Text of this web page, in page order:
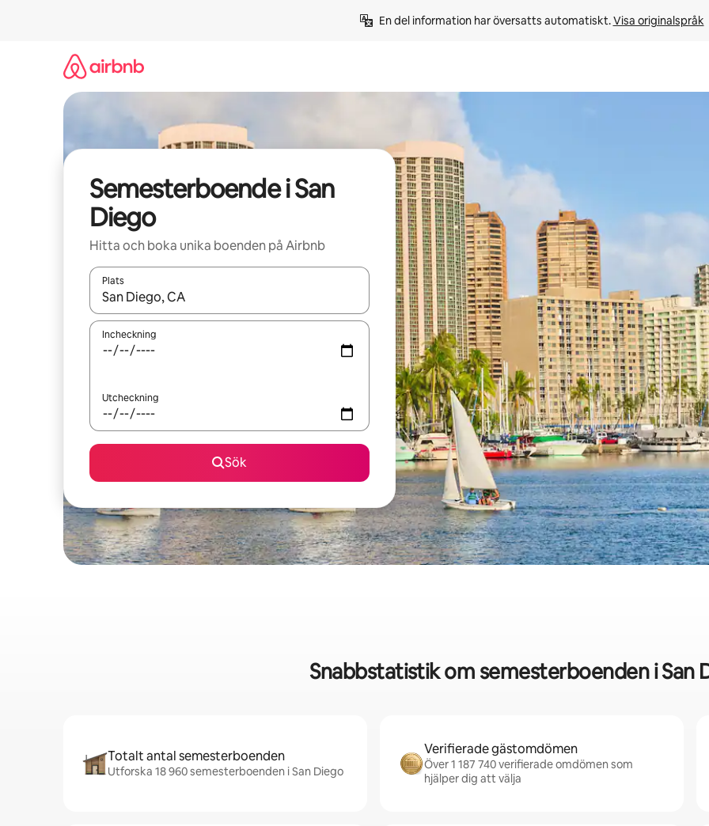
En del information har översatts automatiskt. Visa originalspråk
Semesterboende i San
Diego
Hitta och boka unika boenden på Airbnb
Plats
När resultaten är tillgängliga kan du navigera med upp- och nedåtpilarna eller utforska genom att trycka eller svepa.
Incheckning
Utcheckning
Sök
Snabbstatistik om semesterboenden i San
Totalt antal semesterboenden
Utforska 18 960 semesterboenden i San Diego
Verifierade gästomdömen
Över 1 187 740 verifierade omdömen som
hjälper dig att välja